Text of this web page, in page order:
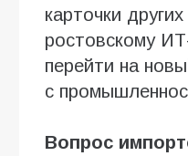
карточки
ростовскому
перейти на
с
Вопрос